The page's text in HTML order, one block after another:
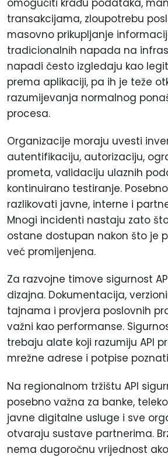
transakcijama, zloupotrebu
masovno prikupljanje
tradicionalnih napada na
napadi često izgledaju kao
prema aplikaciji, pa ih je teže
razumijevanja normalnog
procesa.
Organizacije moraju uvesti
autentifikaciju, autorizaciju,
prometa, validaciju ulaznih
kontinuirano testiranje.
razlikovati javne, interne i
Mnogi incidenti nastaju zato
ostane dostupan nakon što je
već promijenjena.
Za razvojne timove sigurnost
dizajna. Dokumentacija,
tajnama i provjera poslovnih
važni kao performanse.
trebaju alate koji razumiju API
mrežne adrese i potpise
Na regionalnom tržištu API
posebno važna za banke,
javne digitalne usluge i sve
otvaraju sustave partnerima.
nema dugoročnu vrijednost